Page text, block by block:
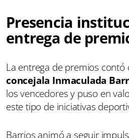
Presencia
entrega de
La entrega de premios contó
concejala Inmaculada
los vencedores y puso en
este tipo de iniciativas
Barrios animó a seguir